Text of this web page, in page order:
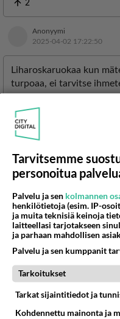
LUETUIMMAT
Muistatko?
rahasalkun
miljonääriltä
Luetuimmat:
ja Noora
yhdessä - Tätä
Tiesitkö?
isäpuoli on
Tarvitsemme
personoitua
Palvelu ja sen kolmannen
henkilötietoja (esim. IP-
ja muita teknisiä keinoja
laitteellasi tarjotakseen
ja parhaan mahdollisen
Palvelu ja sen kumppanit
Tarkoitukset
Tarkat sijaintitiedot ja
Kohdennettu mainonta ja